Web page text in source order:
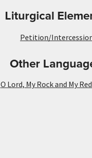
Liturgical
Petition/
Other
O Lord, My Rock and My